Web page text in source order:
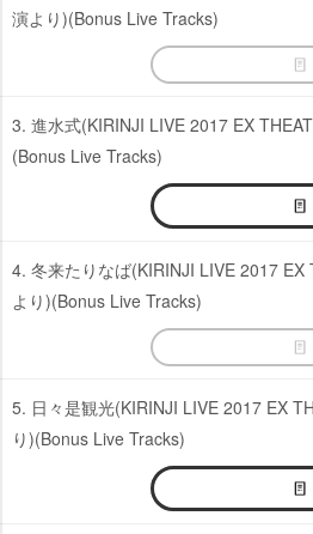
演より)(Bonus Live Tracks)
3. 進水式(KIRINJI LIVE 2017 EX
(Bonus Live Tracks)
4. 冬来たりなば(KIRINJI LIVE 2017 EX
より)(Bonus Live Tracks)
5. 日々是観光(KIRINJI LIVE 2017 EX
り)(Bonus Live Tracks)